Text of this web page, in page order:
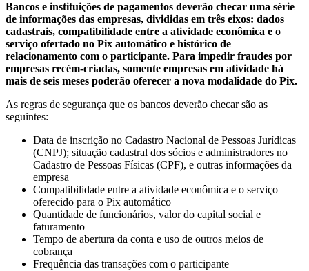
Bancos e instituições de pagamentos deverão checar uma série
de informações das empresas, divididas em três eixos: dados
cadastrais, compatibilidade entre a atividade econômica e o
serviço ofertado no Pix automático e histórico de
relacionamento com o participante. Para impedir fraudes por
empresas recém-criadas, somente empresas em atividade há
mais de seis meses poderão oferecer a nova modalidade do Pix.
As regras de segurança que os bancos deverão checar são as
seguintes:
Data de inscrição no Cadastro Nacional de Pessoas Jurídicas
(CNPJ); situação cadastral dos sócios e administradores no
Cadastro de Pessoas Físicas (CPF), e outras informações da
empresa
Compatibilidade entre a atividade econômica e o serviço
oferecido para o Pix automático
Quantidade de funcionários, valor do capital social e
faturamento
Tempo de abertura da conta e uso de outros meios de
cobrança
Frequência das transações com o participante